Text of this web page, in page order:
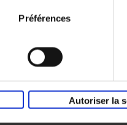
Préférences
Autoriser la